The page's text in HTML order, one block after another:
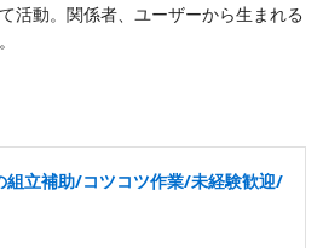
活動。関係者、ユーザーから生まれる
組立補助/コツコツ作業/未経験歓迎/